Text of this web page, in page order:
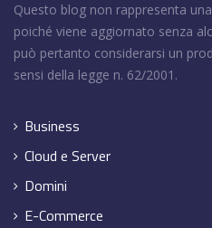
Questo blog non rappresenta
poiché viene aggiornato senza
può pertanto considerarsi un
sensi della legge n. 62/2001.
Business
Cloud e Server
Domini
E-Commerce